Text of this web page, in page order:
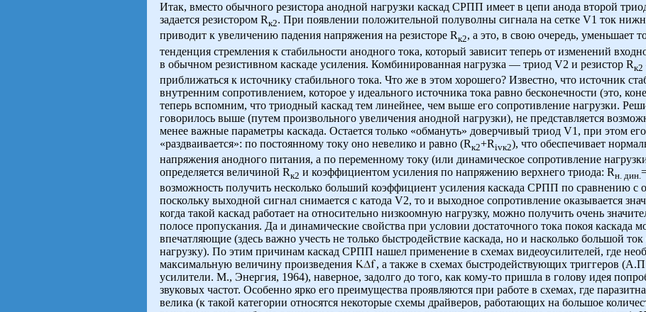
Итак, вместо обычного резистора анодной нагрузки каскад СРПП имеет в цепи анода второй
задается резистором Rк2. При появлении положительной полуволны сигнала на сетке V1 ток
приводит к увеличению падения напряжения на резисторе Rк2, а это, в свою очередь, уменьшает
тенденция стремления к стабильности анодного тока, который зависит теперь от изменений
в обычном резистивном каскаде усиления. Комбинированная нагрузка — триод V2 и резистор Rк2
приближаться к источнику стабильного тока. Что же в этом хорошего? Известно, что источник
внутренним сопротивлением, которое у идеального источника тока равно бесконечности (это,
теперь вспомним, что триодный каскад тем линейнее, чем выше его сопротивление нагрузки.
говорилось выше (путем произвольного увеличения анодной нагрузки), не представляется
менее важные параметры каскада. Остается только «обмануть» доверчивый триод V1, при этом
«раздваивается»: по постоянному току оно невелико и равно (Rк2+Rivк2), что обеспечивает
напряжения анодного питания, а по переменному току (или динамическое сопротивление
определяется величиной Rк2 и коэффициентом усиления по напряжению верхнего триода: Rн. дин.
возможность получить несколько больший коэффициент усиления каскада СРПП по сравнению
поскольку выходной сигнал снимается с катода V2, то и выходное сопротивление оказывается
когда такой каскад работает на относительно низкоомную нагрузку, можно получить очень
полосе пропускания. Да и динамические свойства при условии достаточного тока покоя каскада
впечатляющие (здесь важно учесть не только быстродействие каскада, но и насколько большой ток
нагрузку). По этим причинам каскад СРПП нашел применение в схемах видеоусилителей, где
максимальную величину произведения
, a также в схемах быстродействующих триггеров
усилители. М., Энергия, 1964), наверное, задолго до того, как кому-то пришла в голову идея
звуковых частот. Особенно ярко его преимущества проявляются при работе в схемах, где
велика (к такой категории относятся некоторые схемы драйверов, работающих на большое